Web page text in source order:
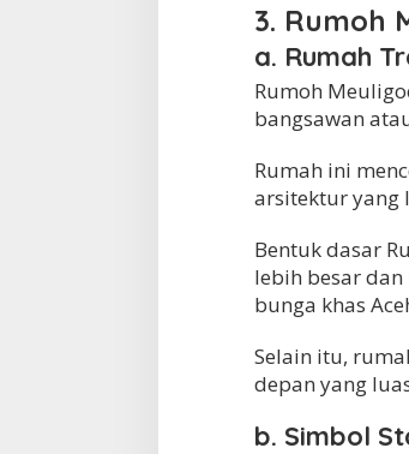
3. Rumoh
a. Rumah
Rumoh
bangsawan
Rumah ini
arsitektur yang
Bentuk dasar
lebih besar
bunga khas
Selain itu,
depan yang
b. Simbol